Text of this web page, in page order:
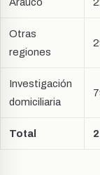
Otras
regiones
Investigación
domiciliaria
Total